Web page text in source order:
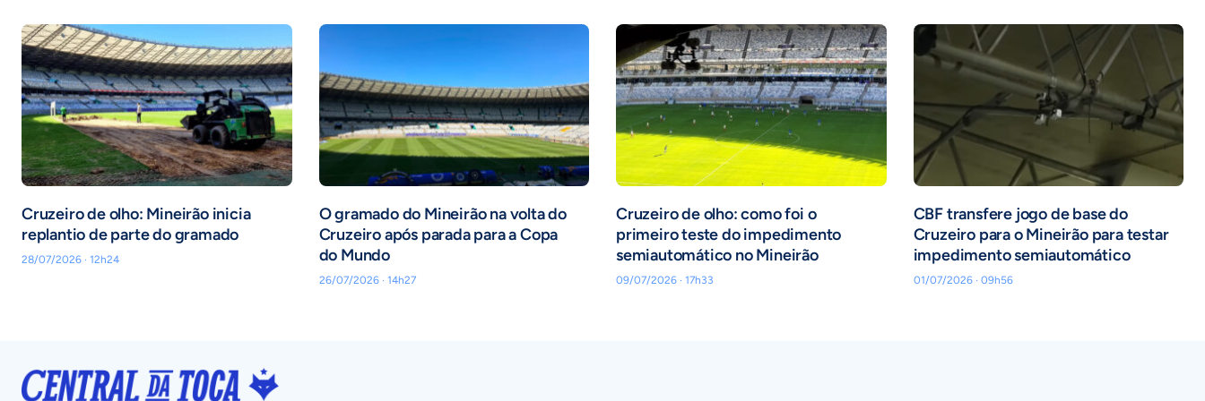
Cruzeiro de olho: Mineirão inicia
replantio de parte do gramado
28/07/2026 · 12h24
O gramado do Mineirão na volta do
Cruzeiro após parada para a Copa
do Mundo
26/07/2026 · 14h27
Cruzeiro de olho: como foi o
primeiro teste do impedimento
semiautomático no Mineirão
09/07/2026 · 17h33
CBF transfere jogo de base do
Cruzeiro para o Mineirão para testar
impedimento semiautomático
01/07/2026 · 09h56